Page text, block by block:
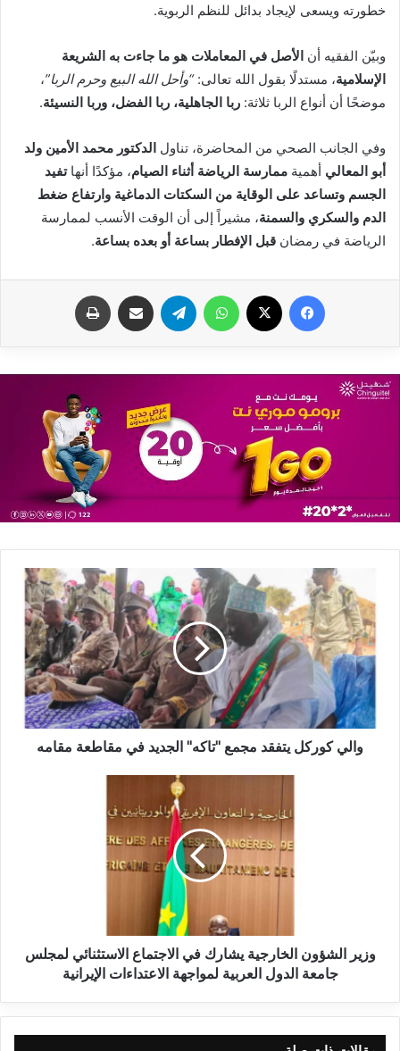
خطورته ويسعى لإيجاد بدائل للنظم الربوية.
وبيّن الفقيه أن الأصل في المعاملات هو ما جاءت به الشريعة
الإسلامية، مستدلًا بقول الله تعالى:“وأحل الله البيع وحرم الربا”،
موضحًا أن أنواع الربا ثلاثة: ربا الجاهلية، ربا الفضل، وربا النسيئة.
وفي الجانب الصحي من المحاضرة، تناول الدكتور محمد الأمين ولد
أبو المعالي أهمية ممارسة الرياضة أثناء الصيام، مؤكدًا أنهاتفيد
الجسم وتساعد على الوقاية من السكتات الدماغية وارتفاع ضغط
الدم والسكري والسمنة، مشيراً إلى أن الوقت الأنسب لممارسة
الرياضة في رمضان قبل الإفطار بساعة أو بعده بساعة.
فيسبوك واتساب تيلقرام مشاركة عبر البريد
والي كوركل يتفقد مجمع "تاكه" الجديد في مقاطعة مقامه
وزير الشؤون الخارجية يشارك في الاجتماع الاستثنائي لمجلس
جامعة الدول العربية لمواجهة الاعتداءات الإيرانية